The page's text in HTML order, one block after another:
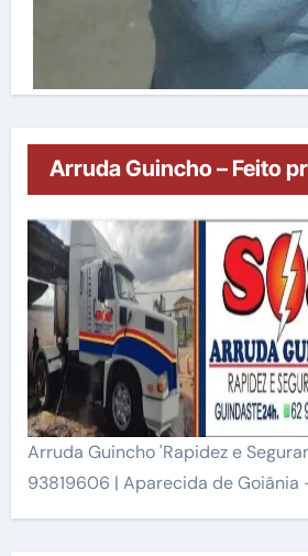
Arruda Guincho – Feito
Arruda Guincho 'Rapidez e
93819606 | Aparecida de Goiânia